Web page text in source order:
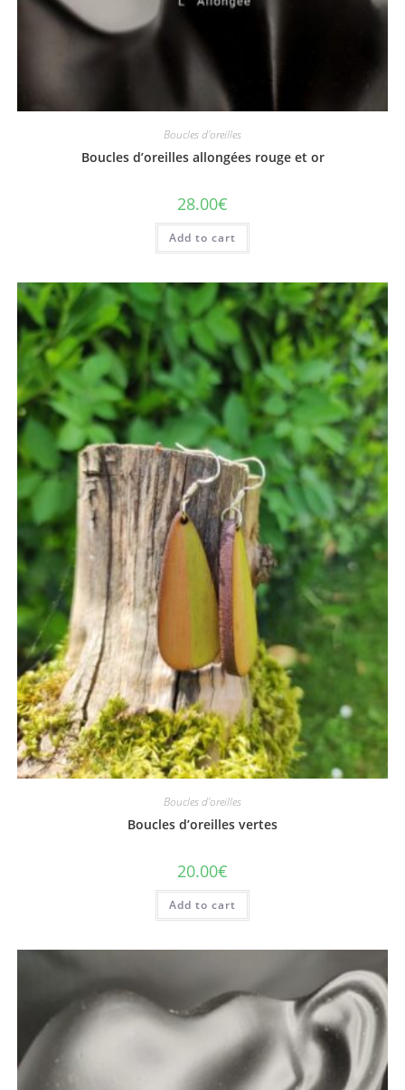
Boucles d'oreilles
Boucles d’oreilles allongées rouge et or
28.00€
Add to cart
Boucles d'oreilles
Boucles d’oreilles vertes
20.00€
Add to cart